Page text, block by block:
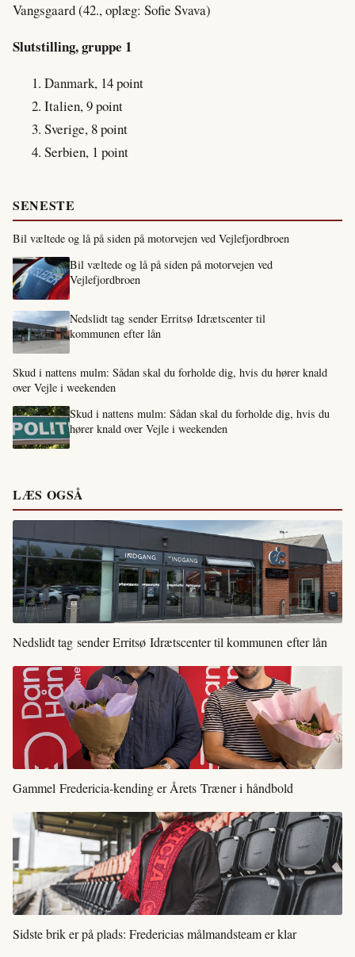
Vangsgaard (42., oplæg: Sofie Svava)
Slutstilling, gruppe 1
Danmark, 14 point
Italien, 9 point
Sverige, 8 point
Serbien, 1 point
SENESTE
Bil væltede og lå på siden på motorvejen ved Vejlefjordbroen
Bil væltede og lå på siden på motorvejen ved
Vejlefjordbroen
Nedslidt tag sender Erritsø Idrætscenter til
kommunen efter lån
Skud i nattens mulm: Sådan skal du forholde dig, hvis du hører knald
over Vejle i weekenden
Skud i nattens mulm: Sådan skal du forholde dig, hvis du
hører knald over Vejle i weekenden
LÆS OGSÅ
Nedslidt tag sender Erritsø Idrætscenter til kommunen efter lån
Gammel Fredericia-kending er Årets Træner i håndbold
Sidste brik er på plads: Fredericias målmandsteam er klar